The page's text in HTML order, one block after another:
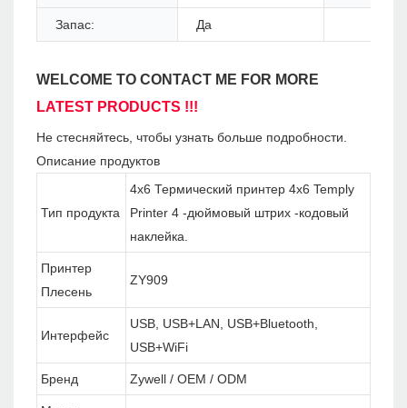
Запас: Да
WELCOME TO CONTACT ME FOR MORE
LATEST PRODUCTS !!!
Не стесняйтесь, чтобы узнать больше подробности.
Описание продуктов
Тип продукта
4x6 Термический принтер 4x6 Temply
Printer 4 -дюймовый штрих -кодовый
наклейка.
Принтер
Плесень
ZY909
Интерфейс
USB, USB+LAN, USB+Bluetooth,
USB+WiFi
Бренд Zywell / OEM / ODM